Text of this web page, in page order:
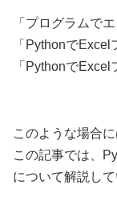
「プログラムで
「PythonでExcel
「PythonでExcel
このような場合
この記事では、
について解説して